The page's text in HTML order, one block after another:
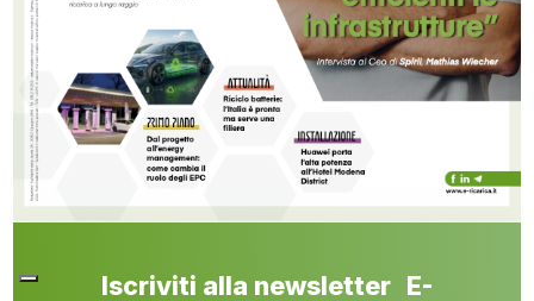
Iscriviti alla newsletter E-